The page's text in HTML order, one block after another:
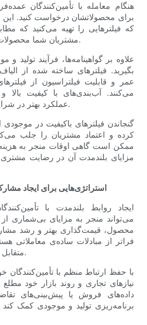
هنگام معامله با تأمین‌کنندگان
برای محصولاتشان درخواست کنید.
که فیلترهایی را تهیه می‌کنید که
مشتریان شما محصولات قابل اعتمادی دریافت می‌کنند.
علاوه بر گواهینامه‌ها، فرآیند تولید و
بگیرید. فیلترهای ساخته شده از
عمر و قابلیت فیلتراسیون از
می‌کنند. آب‌بندی‌های با کیفیت بالا
عملکرد بهتر در شرایط عملیاتی شدید کمک می‌کنند.
گنجاندن فیلترهای باکیفیت در موجودی
کرده و اعتماد مشتریان را جلب
ممکن است گاهی اوقات منجر به
مزایای بلندمدت آن در رضایت
استراتژی‌هایی برای ایجاد
ایجاد روابط بلندمدت با
می‌تواند منجر به مزایای بی‌شماری
محصول، قیمت‌گذاری بهتر و رشد
فراتر از مبادلات ساده‌ی معاملاتی
متقابل و ارتباطات باز ساخته می‌شوند.
با حفظ ارتباط منظم با تأمین‌کنندگان
نیازهای تجاری و روند بازار خود
داده‌های فروش یا پیش‌بینی‌های
برنامه‌ریزی تولید و موجودی کمک